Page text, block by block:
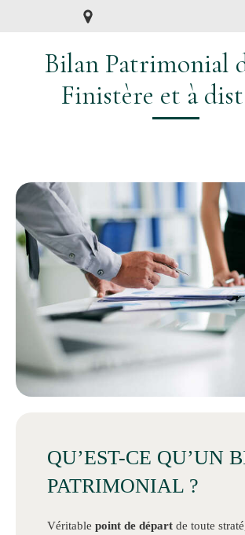
Bilan Patrimonial
Finistère et à
QU’EST-CE QU’UN
PATRIMONIAL ?
Véritable point de départ de toute